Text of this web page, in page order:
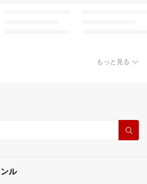
もっと見る
ル